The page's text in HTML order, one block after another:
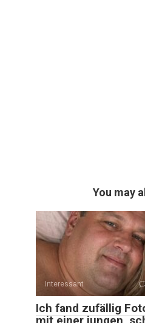
You may
Interessant
Ich fand zufällig